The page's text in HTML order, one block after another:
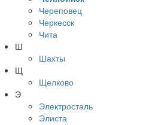
Череповец
Черкесск
Чита
Ш
Шахты
Щ
Щелково
Э
Электросталь
Элиста